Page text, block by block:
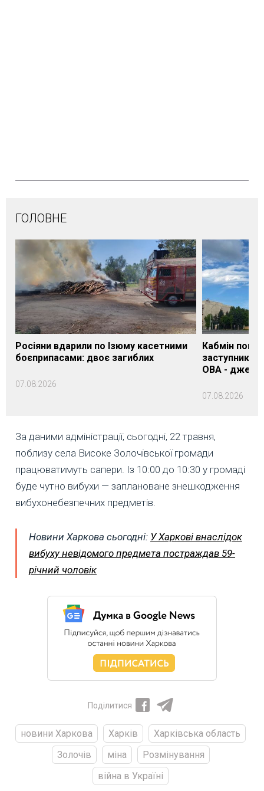
ГОЛОВНЕ
Росіяни вдарили по Ізюму касетними
боєприпасами: двоє загиблих
07.08.2026
Кабмін
заступника
ОВА -
07.08.2026
За даними адміністрації, сьогодні, 22 травня,
поблизу села Високе Золочівської громади
працюватимуть сапери. Із 10:00 до 10:30 у громаді
буде чутно вибухи — заплановане знешкодження
вибухонебезпечних предметів.
Новини Харкова сьогодні: У Харкові внаслідок
вибуху невідомого предмета постраждав 59-
річний чоловік
Поділитися
новини Харкова Харків
Харківська область
Золочів
міна
Розмінування
війна в Україні